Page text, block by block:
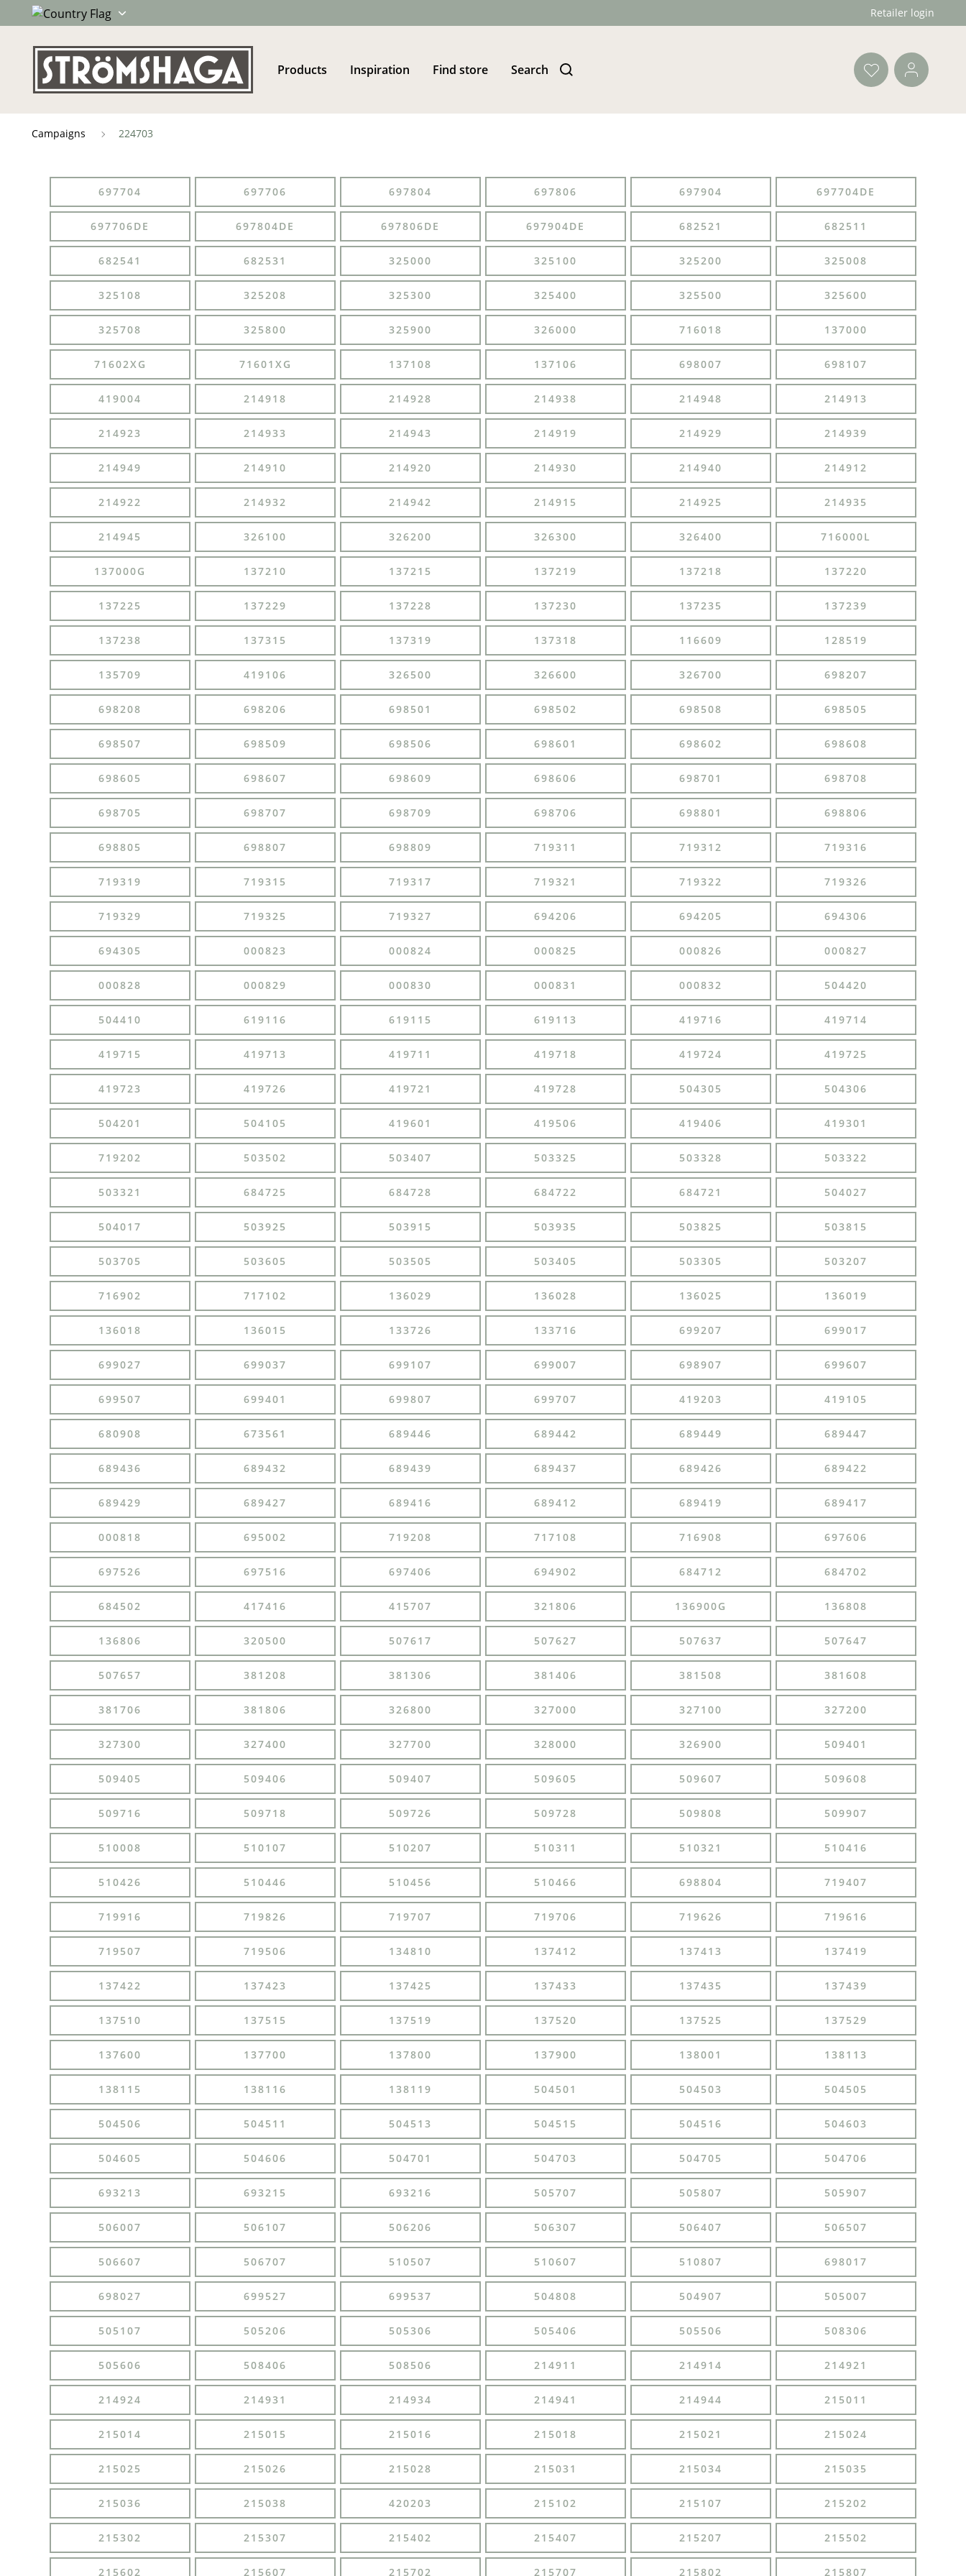
Retailer login
Products Inspiration Find store Search
Campaigns 224703
697704 697706 697804 697806 697904 697704DE
697706DE 697804DE 697806DE 697904DE 682521 682511
682541 682531 325000 325100 325200 325008
325108 325208 325300 325400 325500 325600
325708 325800 325900 326000 716018 137000
71602XG 71601XG 137108 137106 698007 698107
419004 214918 214928 214938 214948 214913
214923 214933 214943 214919 214929 214939
214949 214910 214920 214930 214940 214912
214922 214932 214942 214915 214925 214935
214945 326100 326200 326300 326400 716000L
137000G 137210 137215 137219 137218 137220
137225 137229 137228 137230 137235 137239
137238 137315 137319 137318 116609 128519
135709 419106 326500 326600 326700 698207
698208 698206 698501 698502 698508 698505
698507 698509 698506 698601 698602 698608
698605 698607 698609 698606 698701 698708
698705 698707 698709 698706 698801 698806
698805 698807 698809 719311 719312 719316
719319 719315 719317 719321 719322 719326
719329 719325 719327 694206 694205 694306
694305 000823 000824 000825 000826 000827
000828 000829 000830 000831 000832 504420
504410 619116 619115 619113 419716 419714
419715 419713 419711 419718 419724 419725
419723 419726 419721 419728 504305 504306
504201 504105 419601 419506 419406 419301
719202 503502 503407 503325 503328 503322
503321 684725 684728 684722 684721 504027
504017 503925 503915 503935 503825 503815
503705 503605 503505 503405 503305 503207
716902 717102 136029 136028 136025 136019
136018 136015 133726 133716 699207 699017
699027 699037 699107 699007 698907 699607
699507 699401 699807 699707 419203 419105
680908 673561 689446 689442 689449 689447
689436 689432 689439 689437 689426 689422
689429 689427 689416 689412 689419 689417
000818 695002 719208 717108 716908 697606
697526 697516 697406 694902 684712 684702
684502 417416 415707 321806 136900G 136808
136806 320500 507617 507627 507637 507647
507657 381208 381306 381406 381508 381608
381706 381806 326800 327000 327100 327200
327300 327400 327700 328000 326900 509401
509405 509406 509407 509605 509607 509608
509716 509718 509726 509728 509808 509907
510008 510107 510207 510311 510321 510416
510426 510446 510456 510466 698804 719407
719916 719826 719707 719706 719626 719616
719507 719506 134810 137412 137413 137419
137422 137423 137425 137433 137435 137439
137510 137515 137519 137520 137525 137529
137600 137700 137800 137900 138001 138113
138115 138116 138119 504501 504503 504505
504506 504511 504513 504515 504516 504603
504605 504606 504701 504703 504705 504706
693213 693215 693216 505707 505807 505907
506007 506107 506206 506307 506407 506507
506607 506707 510507 510607 510807 698017
698027 699527 699537 504808 504907 505007
505107 505206 505306 505406 505506 508306
505606 508406 508506 214911 214914 214921
214924 214931 214934 214941 214944 215011
215014 215015 215016 215018 215021 215024
215025 215026 215028 215031 215034 215035
215036 215038 420203 215102 215107 215202
215302 215307 215402 215407 215207 215502
215602 215607 215702 215707 215802 215807